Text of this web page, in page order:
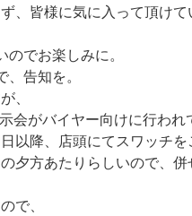
、皆様に気に入って頂け
でお楽しみに。
告知を。
、
会がバイヤー向けに行われ
以降、店頭にてスワッチを
夕方あたりらしいので、併
で、